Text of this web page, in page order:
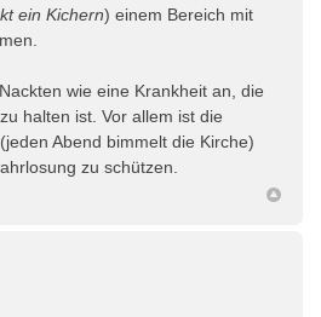
ein Kichern) einem Bereich mit
wie eine Krankheit an, die
halten ist. Vor allem ist die
Abend bimmelt die Kirche)
zu schützen.